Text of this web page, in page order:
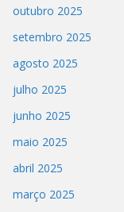
outubro 2025
setembro 2025
agosto 2025
julho 2025
junho 2025
maio 2025
abril 2025
março 2025